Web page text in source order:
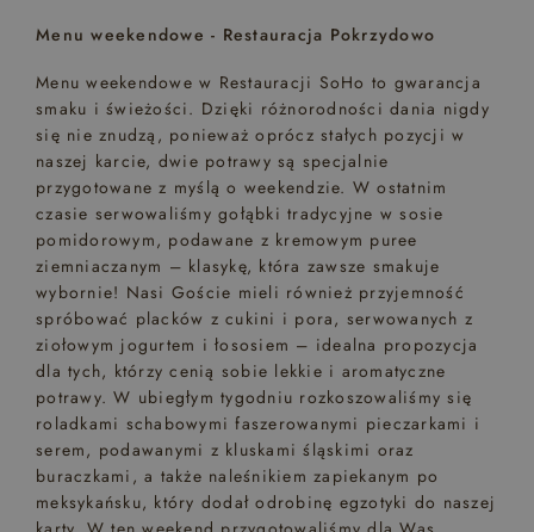
Menu weekendowe - Restauracja Pokrzydowo
Menu weekendowe w Restauracji SoHo to gwarancja
smaku i świeżości. Dzięki różnorodności dania nigdy
się nie znudzą, ponieważ oprócz stałych pozycji w
naszej karcie, dwie potrawy są specjalnie
przygotowane z myślą o weekendzie. W ostatnim
czasie serwowaliśmy gołąbki tradycyjne w sosie
pomidorowym, podawane z kremowym puree
ziemniaczanym – klasykę, która zawsze smakuje
wybornie! Nasi Goście mieli również przyjemność
spróbować placków z cukini i pora, serwowanych z
ziołowym jogurtem i łososiem – idealna propozycja
dla tych, którzy cenią sobie lekkie i aromatyczne
potrawy. W ubiegłym tygodniu rozkoszowaliśmy się
roladkami schabowymi faszerowanymi pieczarkami i
serem, podawanymi z kluskami śląskimi oraz
buraczkami, a także naleśnikiem zapiekanym po
meksykańsku, który dodał odrobinę egzotyki do naszej